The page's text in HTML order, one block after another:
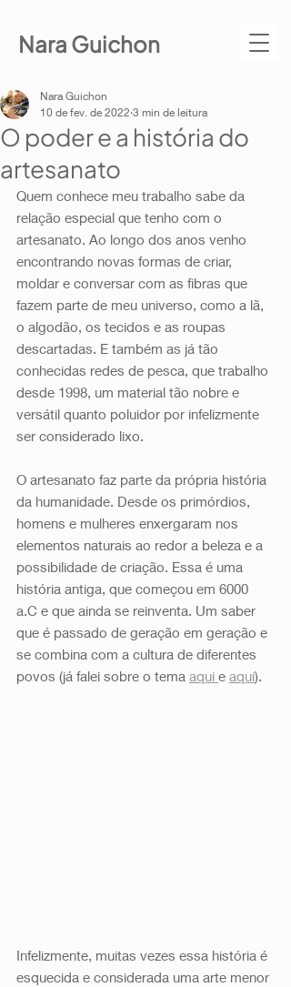
Nara Guichon
O poder e a história do
artesanato
Nara Guichon
10 de fev. de 2022 3 min de leitura
Quem conhece meu trabalho sabe da
relação especial que tenho com o
artesanato. Ao longo dos anos venho
encontrando novas formas de criar,
moldar e conversar com as fibras que
fazem parte de meu universo, como a lã,
o algodão, os tecidos e as roupas
descartadas. E também as já tão
conhecidas redes de pesca, que trabalho
desde 1998, um material tão nobre e
versátil quanto poluidor por infelizmente
ser considerado lixo.
O artesanato faz parte da própria história
da humanidade. Desde os primórdios,
homens e mulheres enxergaram nos
elementos naturais ao redor a beleza e a
possibilidade de criação. Essa é uma
história antiga, que começou em 6000
a.C e que ainda se reinventa. Um saber
que é passado de geração em geração e
se combina com a cultura de diferentes
povos (já falei sobre o tema aqui e aqui).
Infelizmente, muitas vezes essa história é
esquecida e considerada uma arte menor